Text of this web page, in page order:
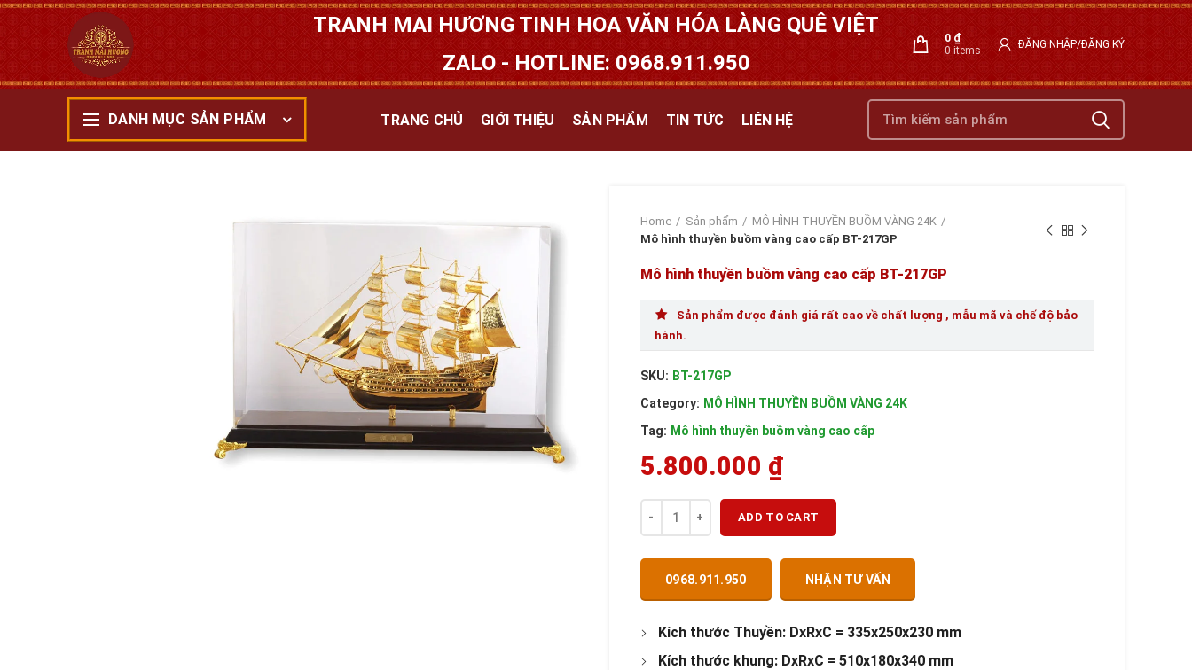
TRANH MAI HƯƠNG TINH HOA VĂN HÓA LÀNG QUÊ VIỆT
ZALO - HOTLINE: 0968.911.950
0 items
0 ₫ ĐĂNG NHẬP/ĐĂNG KÝ
DANH MỤC SẢN PHẨM TRANG CHỦ GIỚI THIỆU SẢN PHẨM TIN TỨC LIÊN HỆ
Home Sản phẩm
MÔ HÌNH THUYỀN BUỒM VÀNG 24K
Mô hình thuyền buồm vàng cao cấp BT-217GP
Mô hình thuyền buồm vàng cao cấp BT-217GP
Sản phẩm được đánh giá rất cao về chất lượng , mẫu mã và chế độ bảo
hành.
SKU: BT-217GP
Category: MÔ HÌNH THUYỀN BUỒM VÀNG 24K
Tag: Mô hình thuyền buồm vàng cao cấp
5.800.000 ₫
ADD TO CART
0968.911.950 NHẬN TƯ VẤN
Kích thước Thuyền: DxRxC = 335x250x230 mm
Kích thước khung: DxRxC = 510x180x340 mm